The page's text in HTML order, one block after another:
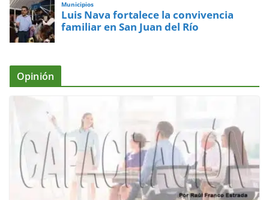
Municipios
Luis Nava fortalece la convivencia
familiar en San Juan del Río
Opinión